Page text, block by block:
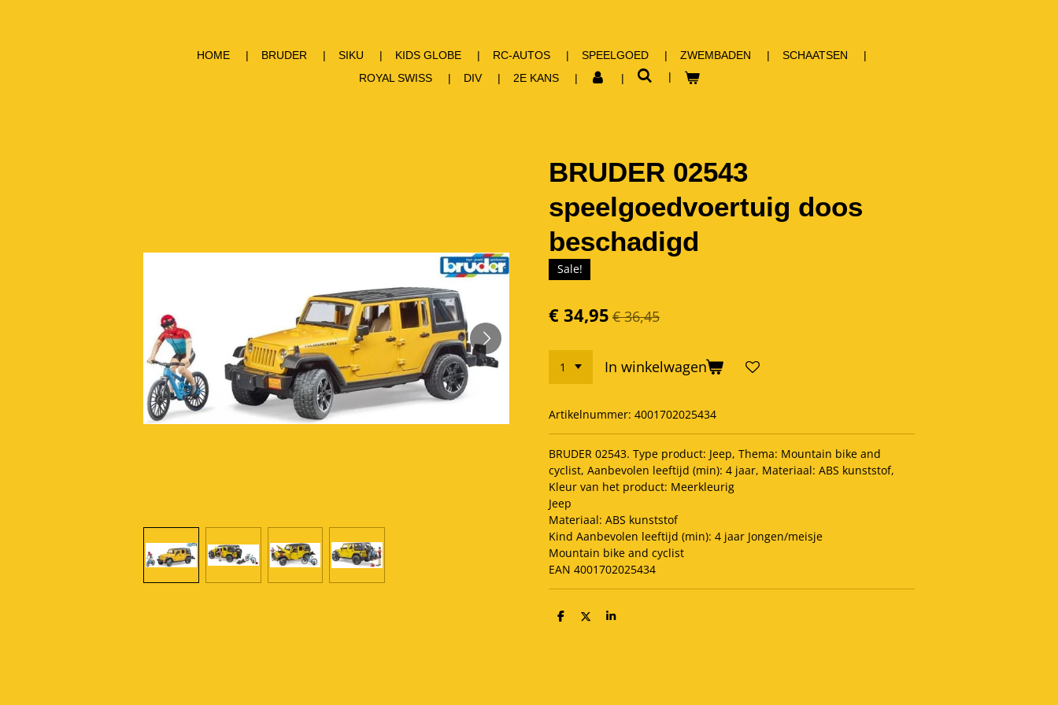
HOME BRUDER SIKU KIDS GLOBE RC-AUTOS SPEELGOED ZWEMBADEN
SCHAATSEN
ROYAL SWISS
DIV 2E KANS
BRUDER 02543
speelgoedvoertuig doos
beschadigd
Sale!
€ 34,95 € 36,45
In winkelwagen
Artikelnummer: 4001702025434
BRUDER 02543. Type product: Jeep, Thema: Mountain bike and
cyclist, Aanbevolen leeftijd (min): 4 jaar, Materiaal: ABS kunststof,
Kleur van het product: Meerkleurig
Jeep
Materiaal: ABS kunststof
Kind Aanbevolen leeftijd (min): 4 jaar Jongen/meisje
Mountain bike and cyclist
EAN 4001702025434
D
D
S